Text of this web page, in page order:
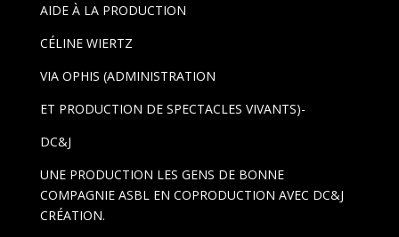
AIDE À LA PRODUCTION
CÉLINE WIERTZ
VIA OPHIS (ADMINISTRATION
ET PRODUCTION DE SPECTACLES VIVANTS)-
DC&J
UNE PRODUCTION LES GENS DE BONNE
COMPAGNIE ASBL EN COPRODUCTION AVEC DC&J
CRÉATION.